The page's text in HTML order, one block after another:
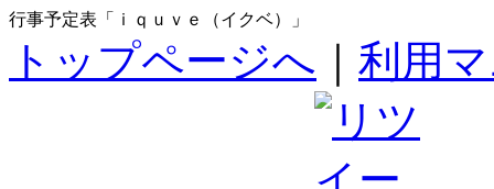
行事予定表「ｉｑｕｖｅ（イクベ）」
トップページへ 利用